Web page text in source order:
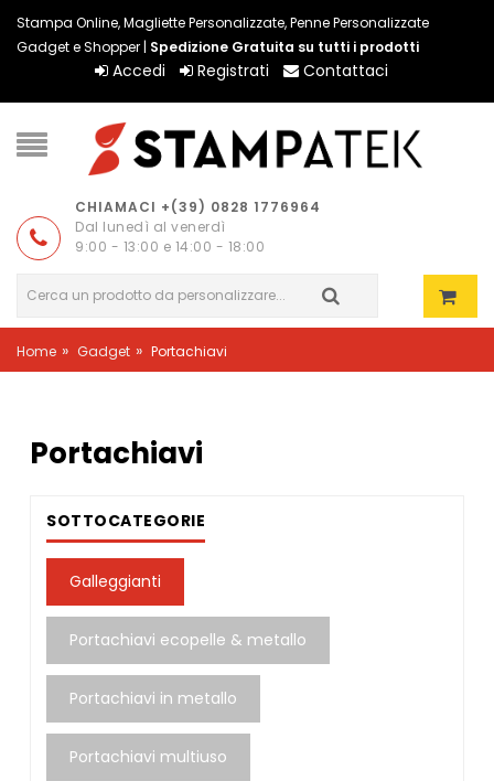
Stampa Online, Magliette Personalizzate, Penne Personalizzate
Gadget e Shopper | Spedizione Gratuita su tutti i prodotti
Accedi Registrati Contattaci
CHIAMACI +(39) 0828 1776964
Dal lunedì al venerdì
9:00 - 13:00 e 14:00 - 18:00
Home » Gadget » Portachiavi
Portachiavi
SOTTOCATEGORIE
Galleggianti
Portachiavi ecopelle & metallo
Portachiavi in metallo
Portachiavi multiuso